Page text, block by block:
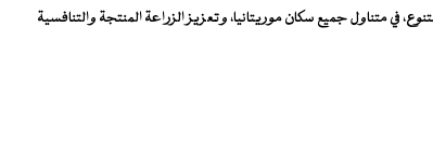
في متناول جميع سكان موريتانيا، وتعزيز الزراعة المنتجة والتنافسية